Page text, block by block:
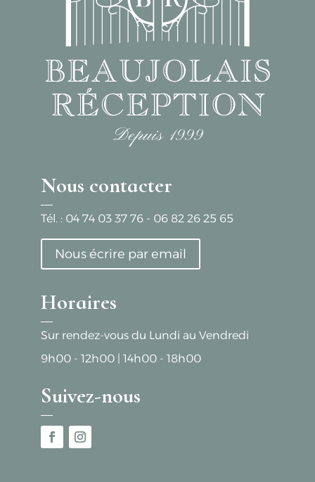
Nous contacter
Tél. : 04 74 03 37 76 - 06 82 26 25 65
Nous écrire par email
Horaires
Sur rendez-vous du Lundi au Vendredi
9h00 - 12h00
|14h00 - 18h00
Suivez-nous